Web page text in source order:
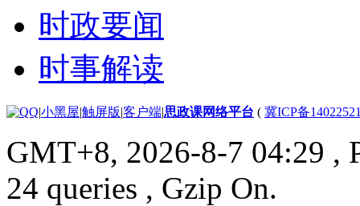
时政要闻
时事解读
|小黑屋|触屏版|客户端|思政课网络平台 ( 冀ICP备
GMT+8, 2026-8-7 04:29 ,
24 queries , Gzip On.